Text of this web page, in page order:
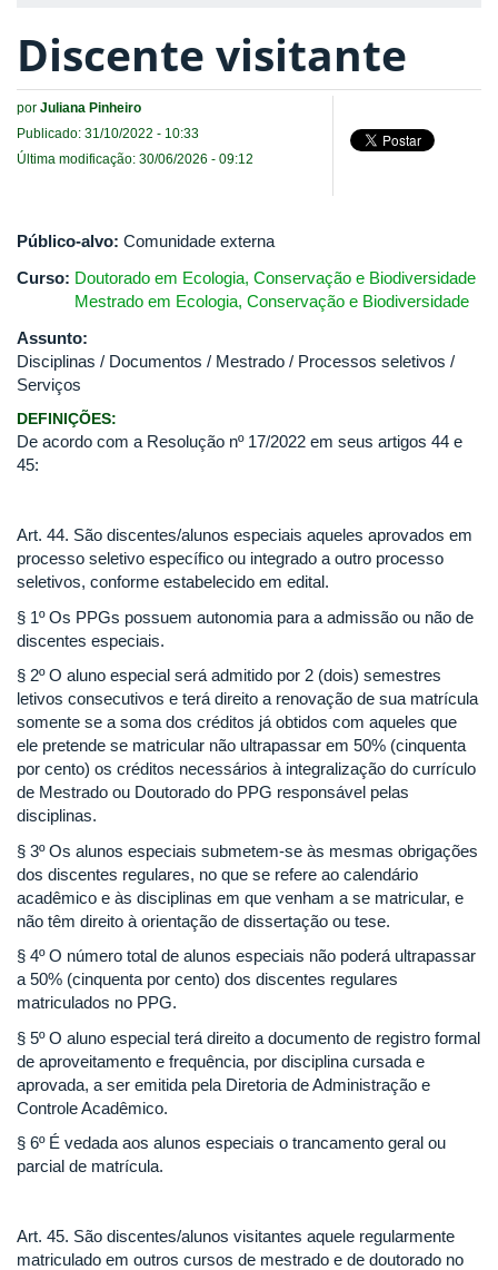
Discente visitante
por Juliana Pinheiro
Publicado: 31/10/2022 - 10:33
Última modificação: 30/06/2026 - 09:12
Público-alvo: Comunidade externa
Curso: Doutorado em Ecologia, Conservação e Biodiversidade
Mestrado em Ecologia, Conservação e Biodiversidade
Assunto:
Disciplinas / Documentos / Mestrado / Processos seletivos /
Serviços
DEFINIÇÕES:
De acordo com a Resolução nº 17/2022 em seus artigos 44 e
45:
Art. 44. São discentes/alunos especiais aqueles aprovados em
processo seletivo específico ou integrado a outro processo
seletivos, conforme estabelecido em edital.
§ 1º Os PPGs possuem autonomia para a admissão ou não de
discentes especiais.
§ 2º O aluno especial será admitido por 2 (dois) semestres
letivos consecutivos e terá direito a renovação de sua matrícula
somente se a soma dos créditos já obtidos com aqueles que
ele pretende se matricular não ultrapassar em 50% (cinquenta
por cento) os créditos necessários à integralização do currículo
de Mestrado ou Doutorado do PPG responsável pelas
disciplinas.
§ 3º Os alunos especiais submetem-se às mesmas obrigações
dos discentes regulares, no que se refere ao calendário
acadêmico e às disciplinas em que venham a se matricular, e
não têm direito à orientação de dissertação ou tese.
§ 4º O número total de alunos especiais não poderá ultrapassar
a 50% (cinquenta por cento) dos discentes regulares
matriculados no PPG.
§ 5º O aluno especial terá direito a documento de registro formal
de aproveitamento e frequência, por disciplina cursada e
aprovada, a ser emitida pela Diretoria de Administração e
Controle Acadêmico.
§ 6º É vedada aos alunos especiais o trancamento geral ou
parcial de matrícula.
Art. 45. São discentes/alunos visitantes aquele regularmente
matriculado em outros cursos de mestrado e de doutorado no